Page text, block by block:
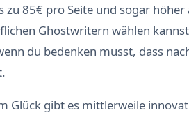
85€ pro Seite und sogar
Ghostwritern wählen
du bedenken musst, dass
Glück gibt es mittlerweile